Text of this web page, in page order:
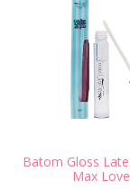
Batom Gloss
Max Love